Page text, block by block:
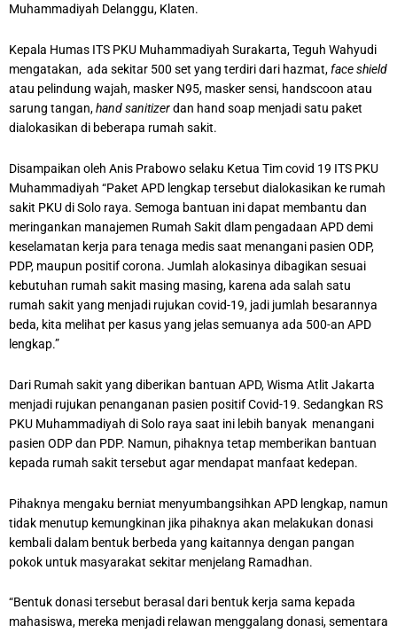
Muhammadiyah Delanggu, Klaten.
Kepala Humas ITS PKU Muhammadiyah Surakarta, Teguh Wahyudi
mengatakan, ada sekitar 500 set yang terdiri dari hazmat,face shield
atau pelindung wajah, masker N95, masker sensi, handscoon atau
sarung tangan,hand sanitizerdan hand soap menjadi satu paket
dialokasikan di beberapa rumah sakit.
Disampaikan oleh Anis Prabowo selaku Ketua Tim covid 19 ITS PKU
Muhammadiyah “Paket APD lengkap tersebut dialokasikan ke rumah
sakit PKU di Solo raya. Semoga bantuan ini dapat membantu dan
meringankan manajemen Rumah Sakit dlam pengadaan APD demi
keselamatan kerja para tenaga medis saat menangani pasien ODP,
PDP, maupun positif corona. Jumlah alokasinya dibagikan sesuai
kebutuhan rumah sakit masing masing, karena ada salah satu
rumah sakit yang menjadi rujukan covid-19, jadi jumlah besarannya
beda, kita melihat per kasus yang jelas semuanya ada 500-an APD
lengkap.”
Dari Rumah sakit yang diberikan bantuan APD, Wisma Atlit Jakarta
menjadi rujukan penanganan pasien positif Covid-19. Sedangkan RS
PKU Muhammadiyah di Solo raya saat ini lebih banyak menangani
pasien ODP dan PDP. Namun, pihaknya tetap memberikan bantuan
kepada rumah sakit tersebut agar mendapat manfaat kedepan.
Pihaknya mengaku berniat menyumbangsihkan APD lengkap, namun
tidak menutup kemungkinan jika pihaknya akan melakukan donasi
kembali dalam bentuk berbeda yang kaitannya dengan pangan
pokok untuk masyarakat sekitar menjelang Ramadhan.
“Bentuk donasi tersebut berasal dari bentuk kerja sama kepada
mahasiswa, mereka menjadi relawan menggalang donasi, sementara